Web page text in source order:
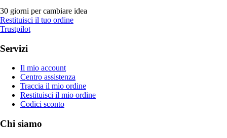
30 giorni per cambiare idea
Restituisci il tuo ordine
Trustpilot
Servizi
Il mio account
Centro assistenza
Traccia il mio ordine
Restituisci il mio ordine
Codici sconto
Chi siamo